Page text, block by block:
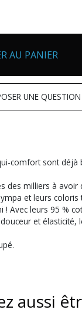
AU PANIER
UNE QUESTION
comfort sont déjà
des milliers à avoir
et leurs coloris
! Avec leurs 95 %
et élasticité,
aussi